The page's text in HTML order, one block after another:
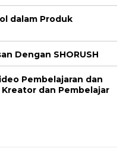
dalam Produk
Dengan SHORUSH
Pembelajaran dan
dan Pembelajar